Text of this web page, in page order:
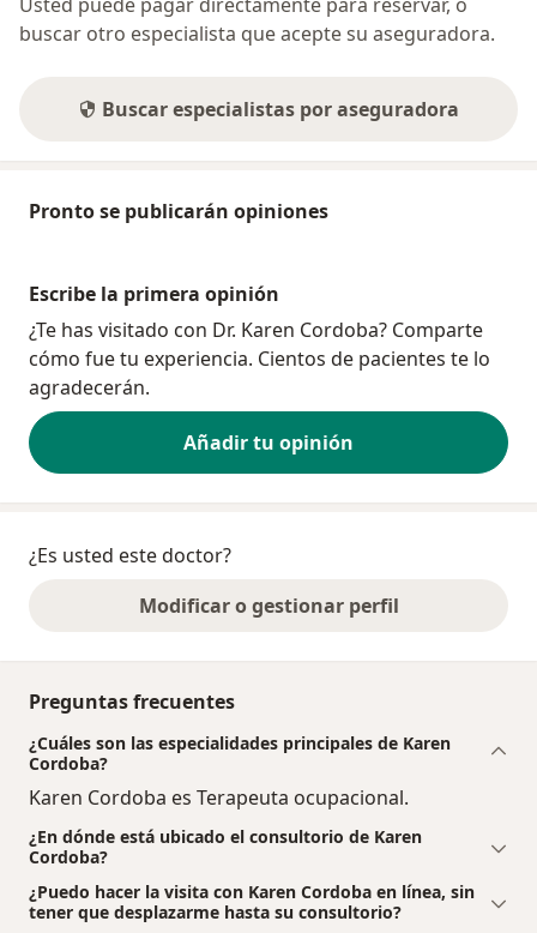
buscar otro especialista que acepte su aseguradora.
Buscar especialistas por aseguradora
Pronto se publicarán opiniones
Escribe la primera opinión
¿Te has visitado con Dr. Karen Cordoba? Comparte
cómo fue tu experiencia. Cientos de pacientes te lo
agradecerán.
Añadir tu opinión
¿Es usted este doctor?
Modificar o gestionar perfil
Preguntas frecuentes
¿Cuáles son las especialidades principales de Karen
Cordoba?
Karen Cordoba es Terapeuta ocupacional.
¿En dónde está ubicado el consultorio de Karen
Cordoba?
¿Puedo hacer la visita con Karen Cordoba en línea, sin
tener que desplazarme hasta su consultorio?